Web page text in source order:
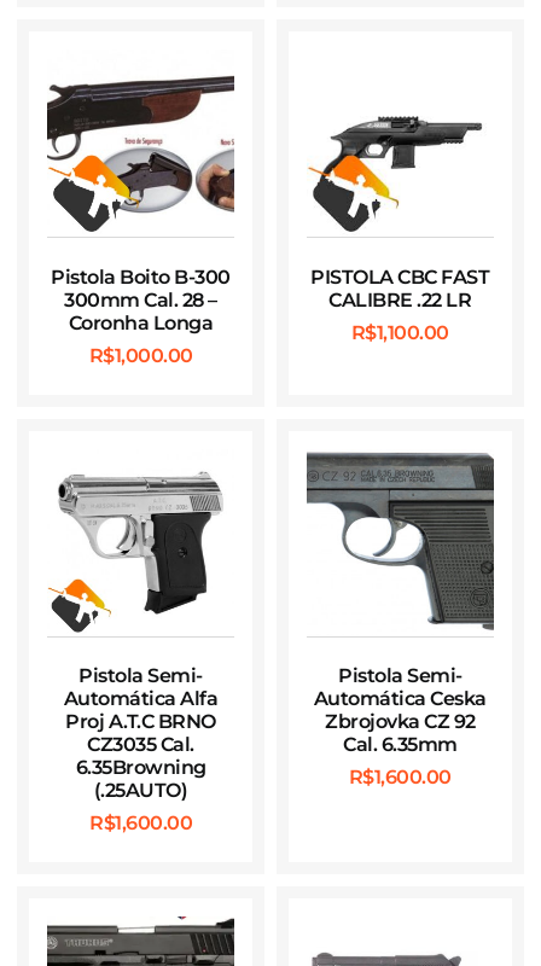
Pistola Boito B-300
300mm Cal. 28 –
Coronha Longa
R$1,000.00
PISTOLA CBC FAST
CALIBRE .22 LR
R$1,100.00
Pistola Semi-
Automática Alfa
Proj A.T.C BRNO
CZ3035 Cal.
6.35Browning
(.25AUTO)
R$1,600.00
Pistola Semi-
Automática Ceska
Zbrojovka CZ 92
Cal. 6.35mm
R$1,600.00